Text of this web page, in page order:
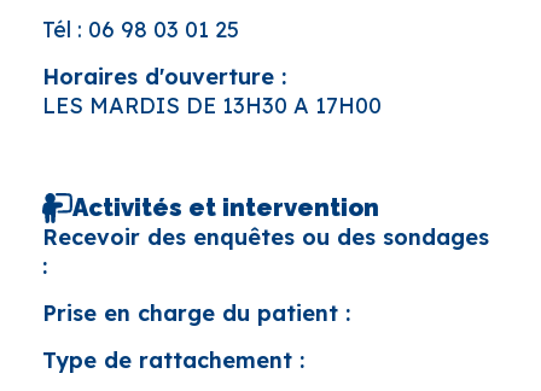
Tél : 06 98 03 01 25
Horaires d'ouverture :
LES MARDIS DE 13H30 A 17H00
Activités et intervention
Recevoir des enquêtes ou des sondages
:
Prise en charge du patient :
Type de rattachement :